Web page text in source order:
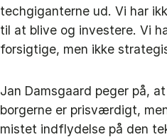
techgiganterne ud. Vi har
til at blive og investere. Vi
forsigtige, men ikke
Jan Damsgaard peger på,
borgerne er prisværdigt,
mistet indflydelse på den